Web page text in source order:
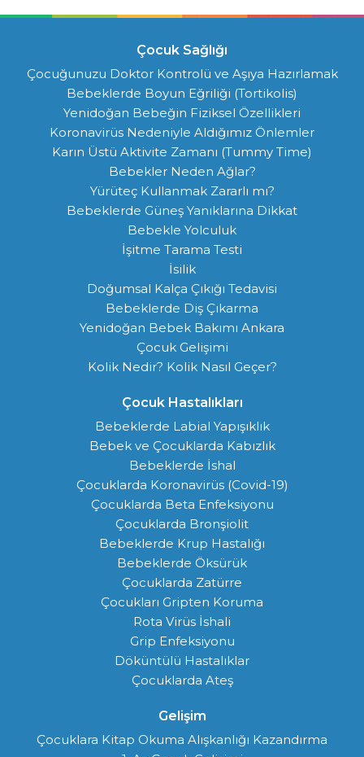
Çocuk Sağlığı
Çocuğunuzu Doktor Kontrolü ve Aşıya Hazırlamak
Bebeklerde Boyun Eğriliği (Tortikolis)
Yenidoğan Bebeğin Fiziksel Özellikleri
Koronavirüs Nedeniyle Aldığımız Önlemler
Karın Üstü Aktivite Zamanı (Tummy Time)
Bebekler Neden Ağlar?
Yürüteç Kullanmak Zararlı mı?
Bebeklerde Güneş Yanıklarına Dikkat
Bebekle Yolculuk
İşitme Tarama Testi
İsilik
Doğumsal Kalça Çıkığı Tedavisi
Bebeklerde Diş Çıkarma
Yenidoğan Bebek Bakımı Ankara
Çocuk Gelişimi
Kolik Nedir? Kolik Nasıl Geçer?
Çocuk Hastalıkları
Bebeklerde Labial Yapışıklık
Bebek ve Çocuklarda Kabızlık
Bebeklerde İshal
Çocuklarda Koronavirüs (Covid-19)
Çocuklarda Beta Enfeksiyonu
Çocuklarda Bronşiolit
Bebeklerde Krup Hastalığı
Bebeklerde Öksürük
Çocuklarda Zatürre
Çocukları Gripten Koruma
Rota Virüs İshali
Grip Enfeksiyonu
Döküntülü Hastalıklar
Çocuklarda Ateş
Gelişim
Çocuklara Kitap Okuma Alışkanlığı Kazandırma